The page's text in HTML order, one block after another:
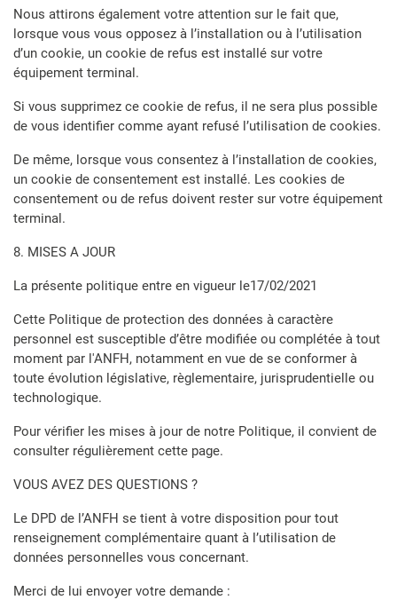
Nous attirons également votre attention sur le fait que,
lorsque vous vous opposez à l’installation ou à l’utilisation
d’un cookie, un cookie de refus est installé sur votre
équipement terminal.
Si vous supprimez ce cookie de refus, il ne sera plus possible
de vous identifier comme ayant refusé l’utilisation de cookies.
De même, lorsque vous consentez à l’installation de cookies,
un cookie de consentement est installé. Les cookies de
consentement ou de refus doivent rester sur votre équipement
terminal.
8. MISES A JOUR
La présente politique entre en vigueur le17/02/2021
Cette Politique de protection des données à caractère
personnel est susceptible d’être modifiée ou complétée à tout
moment par l'ANFH, notamment en vue de se conformer à
toute évolution législative, règlementaire, jurisprudentielle ou
technologique.
Pour vérifier les mises à jour de notre Politique, il convient de
consulter régulièrement cette page.
VOUS AVEZ DES QUESTIONS ?
Le DPD de l’ANFH se tient à votre disposition pour tout
renseignement complémentaire quant à l’utilisation de
données personnelles vous concernant.
Merci de lui envoyer votre demande :